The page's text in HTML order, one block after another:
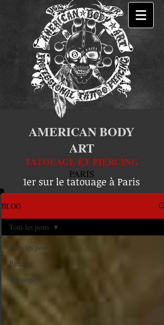
AMERICAN BODY
ART
TATOUAGE ET PIERCING
PARIS
1er sur le tatouage à Paris
BLOG
Tous les posts
Piercing
Tatouage
Tous les posts